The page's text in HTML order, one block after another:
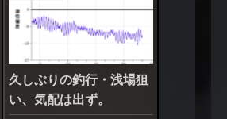
久しぶりの釣行・浅場狙
い、気配は出ず。